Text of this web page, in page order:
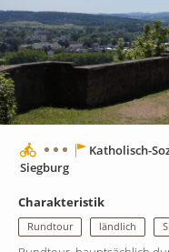
Katholisch-
Siegburg
Charakteristik
Rundtour ländlich